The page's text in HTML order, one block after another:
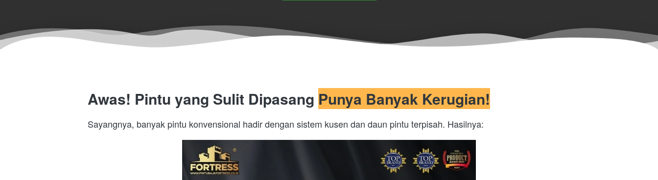
Awas! Pintu yang Sulit Dipasang Punya Banyak Kerugian!
Sayangnya, banyak pintu konvensional hadir dengan sistem kusen dan daun pintu terpisah. Hasilnya: